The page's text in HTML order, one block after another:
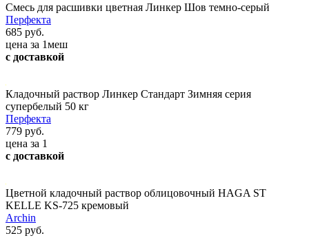
Смесь для расшивки цветная Линкер Шов темно-серый
Перфекта
685 руб.
цена за 1меш
с доставкой
Кладочный раствор Линкер Стандарт Зимняя серия
супербелый 50 кг
Перфекта
779 руб.
цена за 1
с доставкой
Цветной кладочный раствор облицовочный HAGA ST
KELLE KS-725 кремовый
Archin
525 руб.